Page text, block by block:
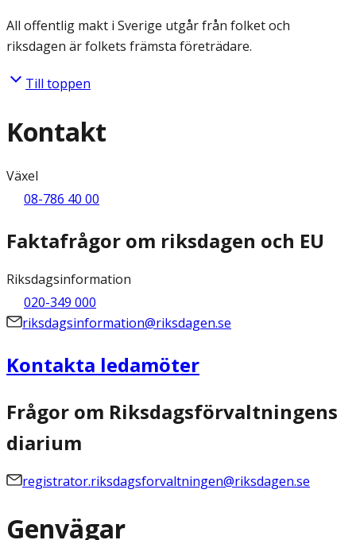
All offentlig makt i Sverige utgår från folket och
riksdagen är folkets främsta företrädare.
Till toppen
Kontakt
Växel
08-786 40 00
Faktafrågor om riksdagen och EU
Riksdagsinformation
020-349 000
riksdagsinformation@riksdagen.se
Kontakta ledamöter
Frågor om Riksdagsförvaltningens
diarium
registrator.riksdagsforvaltningen@riksdagen.se
Genvägar